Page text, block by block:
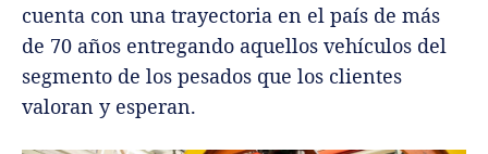
cuenta con una trayectoria en el país de más
de 70 años entregando aquellos vehículos del
segmento de los pesados que los clientes
valoran y esperan.